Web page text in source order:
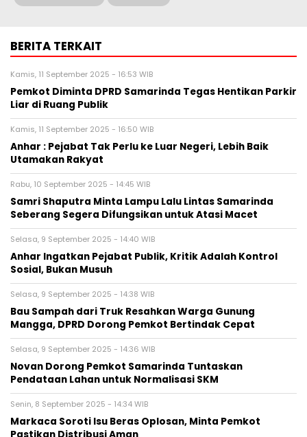
BERITA TERKAIT
Kamis, 11 September 2025 - 16:53 WIB
Pemkot Diminta DPRD Samarinda Tegas Hentikan Parkir
Liar di Ruang Publik
Kamis, 11 September 2025 - 16:50 WIB
Anhar : Pejabat Tak Perlu ke Luar Negeri, Lebih Baik
Utamakan Rakyat
Rabu, 10 September 2025 - 14:45 WIB
Samri Shaputra Minta Lampu Lalu Lintas Samarinda
Seberang Segera Difungsikan untuk Atasi Macet
Selasa, 9 September 2025 - 14:40 WIB
Anhar Ingatkan Pejabat Publik, Kritik Adalah Kontrol
Sosial, Bukan Musuh
Selasa, 9 September 2025 - 14:38 WIB
Bau Sampah dari Truk Resahkan Warga Gunung
Mangga, DPRD Dorong Pemkot Bertindak Cepat
Selasa, 9 September 2025 - 14:36 WIB
Novan Dorong Pemkot Samarinda Tuntaskan
Pendataan Lahan untuk Normalisasi SKM
Senin, 8 September 2025 - 14:34 WIB
Markaca Soroti Isu Beras Oplosan, Minta Pemkot